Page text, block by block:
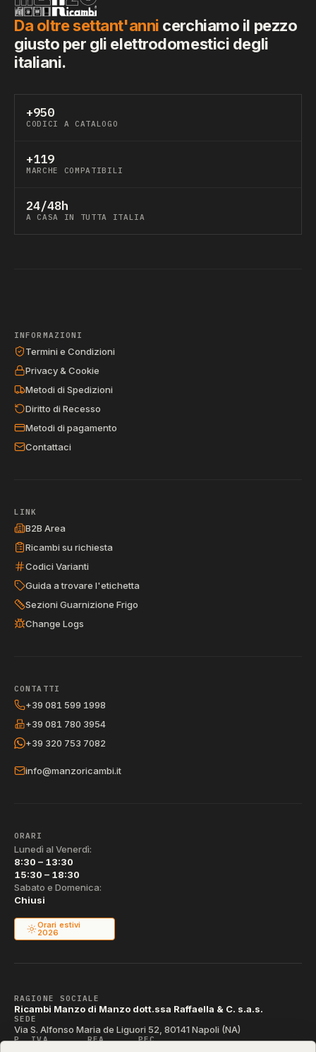
Da oltre settant'anni cerchiamo il pezzo
giusto per gli elettrodomestici degli
italiani.
+950
CODICI A CATALOGO
+119
MARCHE COMPATIBILI
24/48h
A CASA IN TUTTA ITALIA
INFORMAZIONI
Termini e Condizioni
Privacy & Cookie
Metodi di Spedizioni
Diritto di Recesso
Metodi di pagamento
Contattaci
LINK
B2B Area
Ricambi su richiesta
Codici Varianti
Guida a trovare l'etichetta
Sezioni Guarnizione Frigo
Change Logs
CONTATTI
+39 081 599 1998
+39 081 780 3954
+39 320 753 7082
info@manzoricambi.it
ORARI
Lunedì al Venerdì:
8:30 – 13:30
15:30 – 18:30
Sabato e Domenica:
Chiusi
Orari estivi
2026
RAGIONE SOCIALE
Ricambi Manzo di Manzo dott.ssa Raffaella & C. s.a.s.
SEDE
Via S. Alfonso Maria de Liguori 52, 80141 Napoli (NA)
P. IVA REA PEC